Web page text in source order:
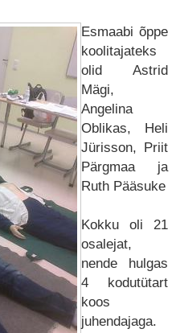
Esmaabi õppe
koolitajateks
olid Astrid
Mägi,
Angelina
Oblikas, Heli
Jürisson, Priit
Pärgmaa ja
Ruth Pääsuke
Kokku oli 21
osalejat,
nende hulgas
4 kodutütart
koos
juhendajaga.